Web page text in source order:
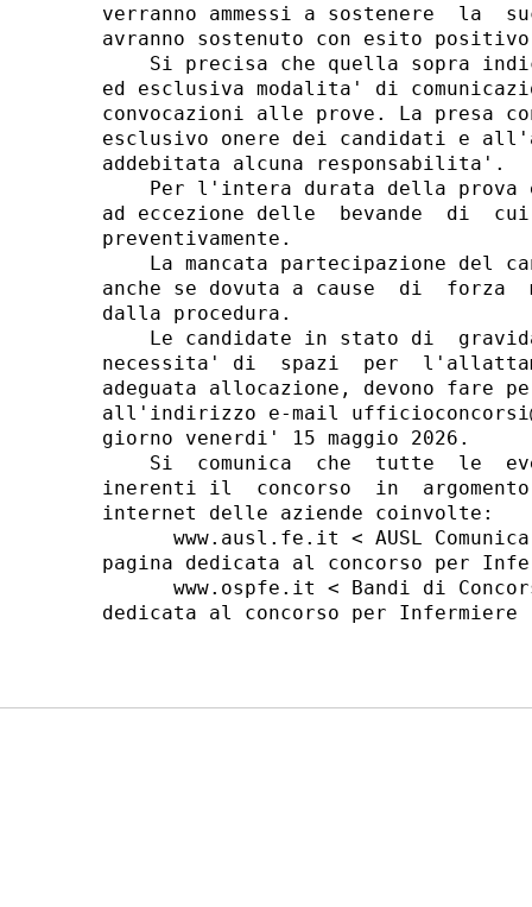
verranno ammessi a sostenere  la
avranno sostenuto con esito
Si precisa che quella sopra
ed esclusiva modalita' di
convocazioni alle prove. La presa
esclusivo onere dei candidati e
addebitata alcuna responsabilita'.
Per l'intera durata della prova
ad eccezione delle  bevande  di
preventivamente.
La mancata partecipazione del
anche se dovuta a cause  di  forza
dalla procedura.
Le candidate in stato di
necessita' di  spazi  per
adeguata allocazione, devono fare
all'indirizzo e-mail
giorno venerdi' 15 maggio 2026.
Si  comunica  che  tutte  le
inerenti il  concorso  in
internet delle aziende coinvolte:
www.ausl.fe.it < AUSL
pagina dedicata al concorso per
www.ospfe.it < Bandi di
dedicata al concorso per Infermiere